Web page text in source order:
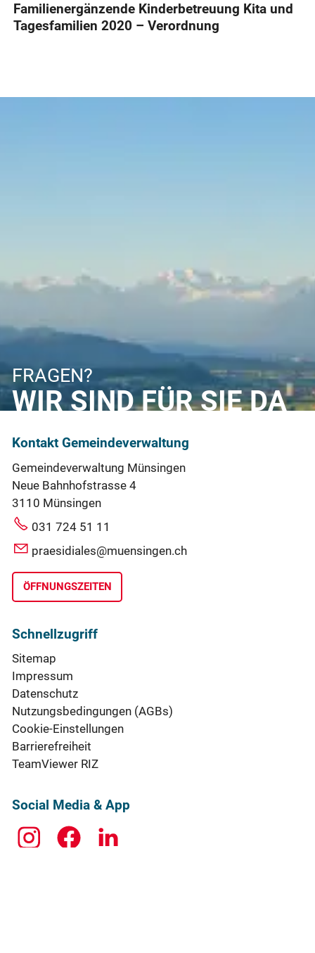
Familienergänzende Kinderbetreuung Kita und
Tagesfamilien 2020 – Verordnung
FRAGEN?
WIR SIND FÜR SIE DA
Kontakt Gemeindeverwaltung
Gemeindeverwaltung Münsingen
Neue Bahnhofstrasse 4
3110 Münsingen
031 724 51 11
praesidiales@muensingen.ch
ÖFFNUNGSZEITEN
Schnellzugriff
Sitemap
Impressum
Datenschutz
Nutzungsbedingungen (AGBs)
Cookie-Einstellungen
Barrierefreiheit
TeamViewer RIZ
Social Media & App